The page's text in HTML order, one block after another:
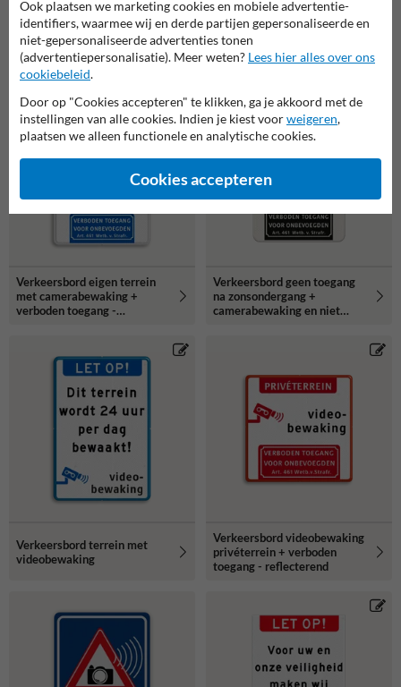
Verkeersbord cameratoezicht
politie - reflecterend
Verkeersbord dit terrein
wordt 24/7 bewaakt +
verboden toegang -
Verkeersbord eigen terrein
met camerabewaking +
verboden toegang -
Verkeersbord geen toegang
na zonsondergang +
camerabewaking en niet
Verkeersbord terrein met
videobewaking
Verkeersbord videobewaking
privéterrein + verboden
toegang - reflecterend
Ook plaatsen we marketing cookies en mobiele advertentie-
identifiers, waarmee wij en derde partijen gepersonaliseerde en
niet-gepersonaliseerde advertenties tonen
(advertentiepersonalisatie). Meer weten? Lees hier alles over ons
cookiebeleid.
Door op "Cookies accepteren" te klikken, ga je akkoord met de
instellingen van alle cookies. Indien je kiest voorweigeren,
plaatsen we alleen functionele en analytische cookies.
Cookies accepteren